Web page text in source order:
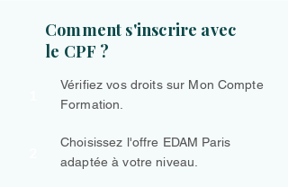
Comment s'inscrire avec
le CPF ?
Vérifiez vos droits sur Mon Compte
Formation.
Choisissez l'offre EDAM Paris
adaptée à votre niveau.